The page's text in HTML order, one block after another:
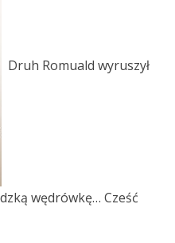
Druh Romuald wyruszył
wędrówkę… Cześć